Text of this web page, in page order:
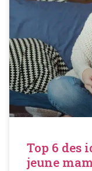
Top 6 des
jeune